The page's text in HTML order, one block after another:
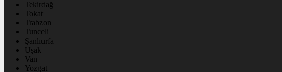
Tekirdağ
Tokat
Trabzon
Tunceli
Şanlıurfa
Uşak
Van
Yozgat